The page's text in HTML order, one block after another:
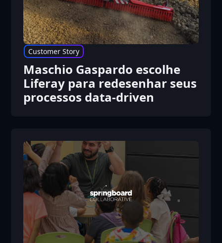
Customer Story
Maschio Gaspardo escolhe
Liferay para redesenhar seus
processos data-driven